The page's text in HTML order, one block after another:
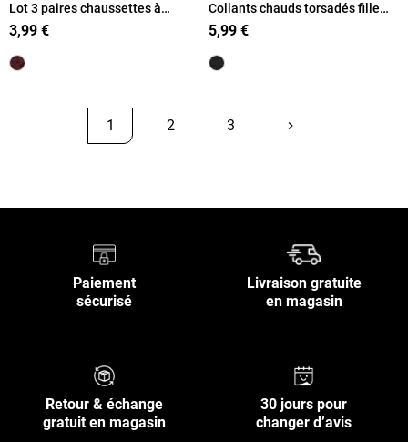
Lot 3 paires chaussettes à
message fille
3,99 €
Collants chauds torsadés fille
gris
5,99 €
1 2 3 keyboard_arrow_rightSuivant
Paiement
sécurisé
Livraison gratuite
en magasin
Retour & échange
gratuit en magasin
30 jours pour
changer d’avis